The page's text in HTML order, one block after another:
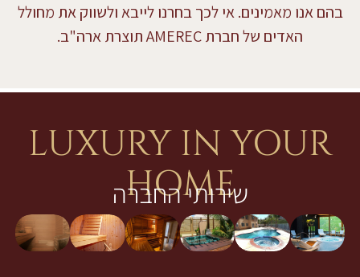
בהם אנו מאמינים. אי לכך בחרנו לייבא ולשווק את מחולל
האדים של חברת AMEREC תוצרת ארה"ב.
LUXURY IN YOUR
HOME
שירותי החברה